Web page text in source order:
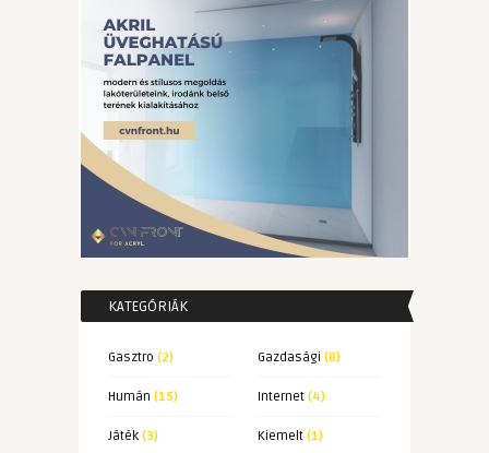
KATEGÓRIÁK
Gasztro (2) Gazdasági (8)
Humán (15) Internet(4)
Játék(3) Kiemelt(1)